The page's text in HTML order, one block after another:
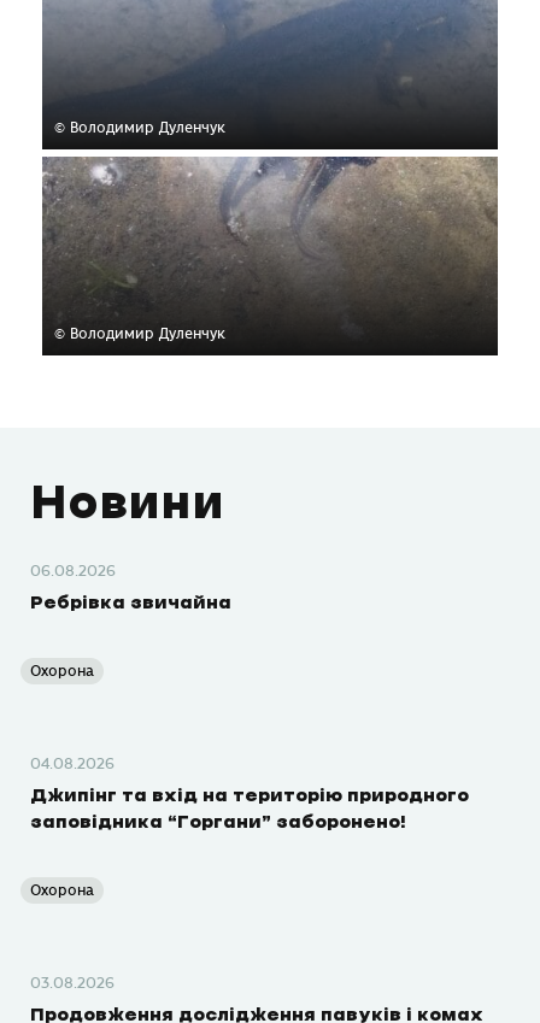
© Володимир Дуленчук
© Володимир Дуленчук
Новини
06.08.2026
Ребрівка звичайна
Охорона
04.08.2026
Джипінг та вхід на територію природного
заповідника “Горгани” заборонено!
Охорона
03.08.2026
Продовження дослідження павуків і комах